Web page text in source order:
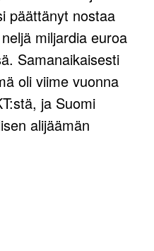
päättänyt nostaa
miljardia euroa
Samanaikaisesti
oli viime vuonna
ja Suomi
alijäämän